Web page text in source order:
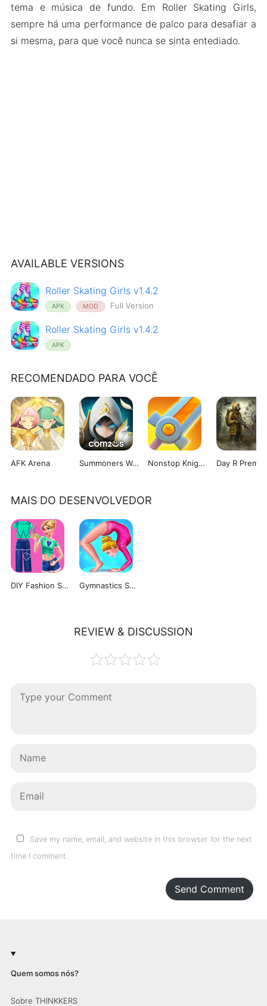
tema e música de fundo. Em Roller Skating Girls,
sempre há uma performance de palco para desafiar a
si mesma, para que você nunca se sinta entediado.
AVAILABLE VERSIONS
Roller Skating Girls v1.4.2
APK MOD Full Version
Roller Skating Girls v1.4.2
APK
RECOMENDADO PARA VOCÊ
AFK Arena Summoners War: Sky Arena Nonstop Knight 2 Day R
MAIS DO DESENVOLVEDOR
DIY Fashion Star Gymnastics Superstar
REVIEW & DISCUSSION
Save my name, email, and website in this browser for the next
time I comment.
Send Comment
Quem somos nós?
Sobre THINKKERS